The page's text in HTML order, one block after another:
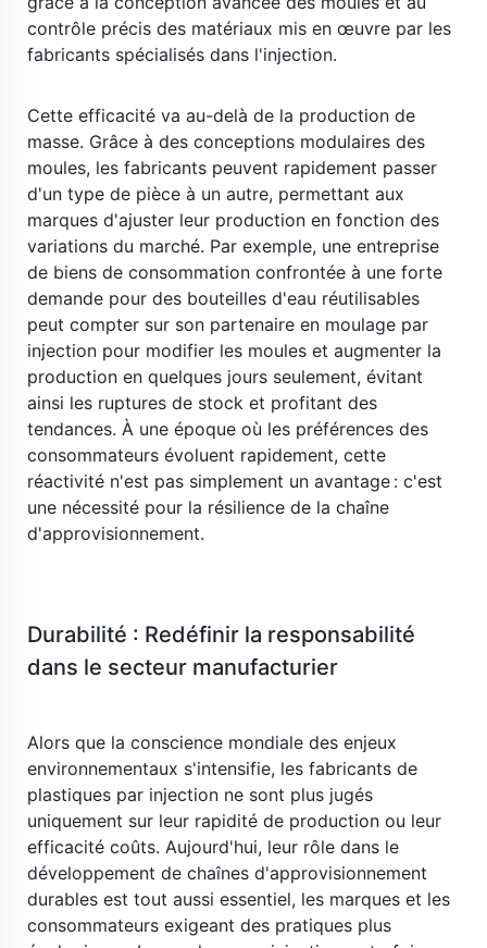
contrôle précis des matériaux mis en œuvre par les
fabricants spécialisés dans l'injection.
Cette efficacité va au-delà de la production de
masse. Grâce à des conceptions modulaires des
moules, les fabricants peuvent rapidement passer
d'un type de pièce à un autre, permettant aux
marques d'ajuster leur production en fonction des
variations du marché. Par exemple, une entreprise
de biens de consommation confrontée à une forte
demande pour des bouteilles d'eau réutilisables
peut compter sur son partenaire en moulage par
injection pour modifier les moules et augmenter la
production en quelques jours seulement, évitant
ainsi les ruptures de stock et profitant des
tendances. À une époque où les préférences des
consommateurs évoluent rapidement, cette
réactivité n'est pas simplement un avantage : c'est
une nécessité pour la résilience de la chaîne
d'approvisionnement.
Durabilité : Redéfinir la responsabilité
dans le secteur manufacturier
Alors que la conscience mondiale des enjeux
environnementaux s'intensifie, les fabricants de
plastiques par injection ne sont plus jugés
uniquement sur leur rapidité de production ou leur
efficacité coûts. Aujourd'hui, leur rôle dans le
développement de chaînes d'approvisionnement
durables est tout aussi essentiel, les marques et les
consommateurs exigeant des pratiques plus